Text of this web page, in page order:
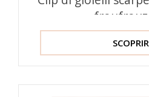
froufrouz